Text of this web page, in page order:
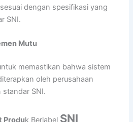
dengan spesifikasi yang
SNI.
Mutu
memastikan bahwa sistem
oleh perusahaan
standar SNI.
SNI